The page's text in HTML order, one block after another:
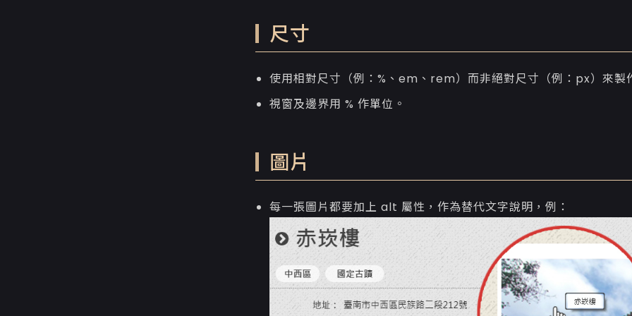
尺寸
使用相對尺寸（例：%、em、rem）而非絕對尺寸（例：px）來製
視窗及邊界用 % 作單位。
圖片
每一張圖片都要加上 alt 屬性，作為替代文字說明，例：